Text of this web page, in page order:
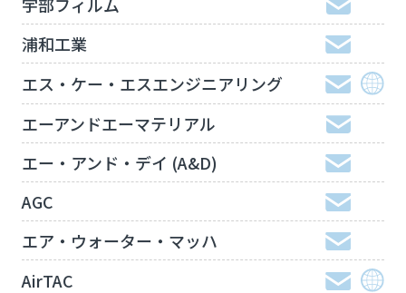
宇部フィルム
浦和工業
エス・ケー・エスエンジニアリング
エーアンドエーマテリアル
エー・アンド・デイ (A&D)
AGC
エア・ウォーター・マッハ
AirTAC